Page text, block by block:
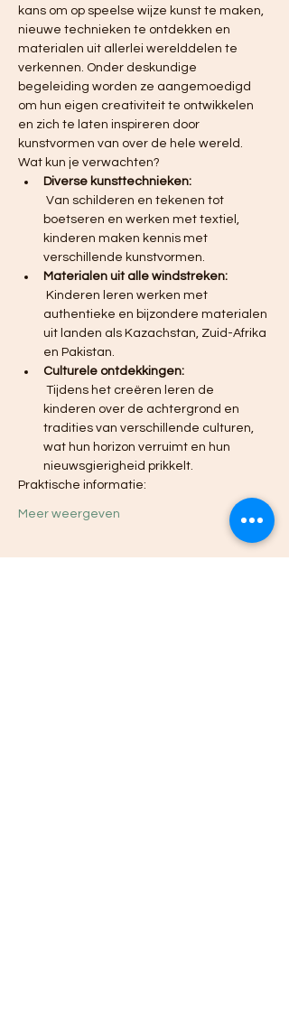
kans om op speelse wijze kunst te maken,
nieuwe technieken te ontdekken en
materialen uit allerlei werelddelen te
verkennen. Onder deskundige
begeleiding worden ze aangemoedigd
om hun eigen creativiteit te ontwikkelen
en zich te laten inspireren door
kunstvormen van over de hele wereld.
Wat kun je verwachten?
Diverse kunsttechnieken:
boetseren en werken met textiel,
kinderen maken kennis met
verschillende kunstvormen.
Materialen uit alle windstreken:
authentieke en bijzondere materialen
uit landen als Kazachstan, Zuid-Afrika
en Pakistan.
Culturele ontdekkingen:
kinderen over de achtergrond en
tradities van verschillende culturen,
wat hun horizon verruimt en hun
nieuwsgierigheid prikkelt.
Praktische informatie:
Meer weergeven